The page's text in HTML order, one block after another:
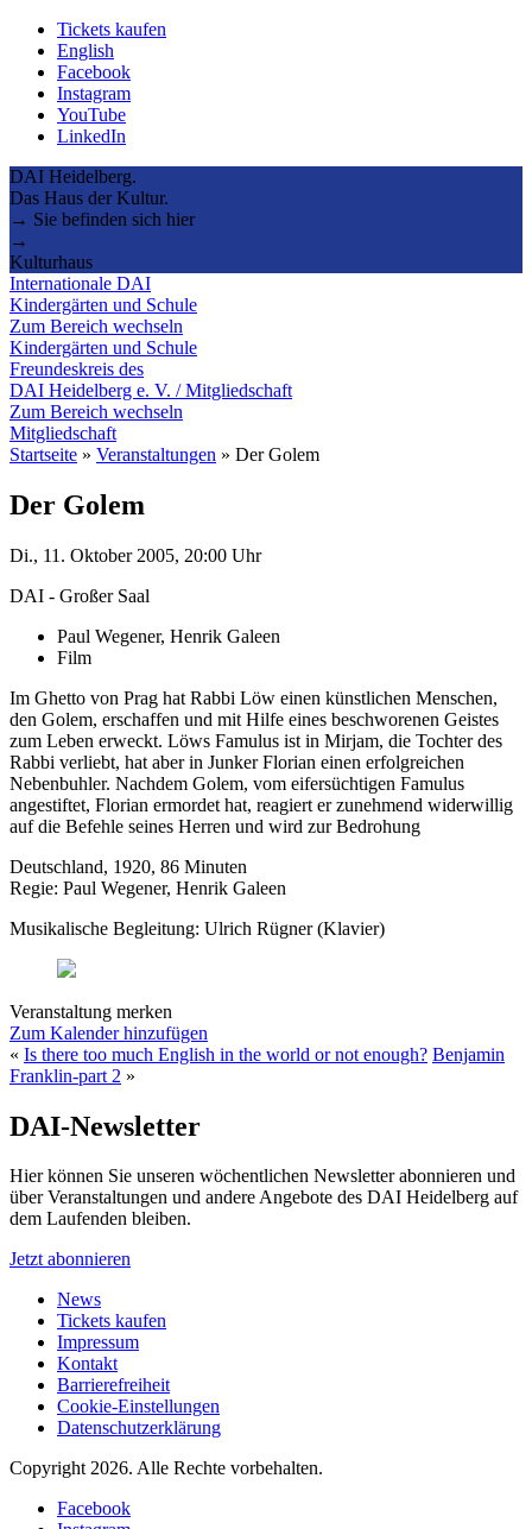
Tickets kaufen
English
Facebook
Instagram
YouTube
LinkedIn
DAI Heidelberg.
Das Haus der Kultur.
→ Sie befinden sich hier
→
Kulturhaus
Internationale DAI
Kindergärten und Schule
Zum Bereich wechseln
Kindergärten und Schule
Freundeskreis des
DAI Heidelberg e. V. / Mitgliedschaft
Zum Bereich wechseln
Mitgliedschaft
Startseite » Veranstaltungen » Der Golem
Der Golem
Di., 11. Oktober 2005, 20:00 Uhr
DAI - Großer Saal
Paul Wegener, Henrik Galeen
Film
Im Ghetto von Prag hat Rabbi Löw einen künstlichen Menschen,
den Golem, erschaffen und mit Hilfe eines beschworenen Geistes
zum Leben erweckt. Löws Famulus ist in Mirjam, die Tochter des
Rabbi verliebt, hat aber in Junker Florian einen erfolgreichen
Nebenbuhler. Nachdem Golem, vom eifersüchtigen Famulus
angestiftet, Florian ermordet hat, reagiert er zunehmend widerwillig
auf die Befehle seines Herren und wird zur Bedrohung
Deutschland, 1920, 86 Minuten
Regie: Paul Wegener, Henrik Galeen
Musikalische Begleitung: Ulrich Rügner (Klavier)
Veranstaltung merken
Zum Kalender hinzufügen
« Is there too much English in the world or not enough? Benjamin
Franklin-part 2 »
DAI-Newsletter
Hier können Sie unseren wöchentlichen Newsletter abonnieren und
über Veranstaltungen und andere Angebote des DAI Heidelberg auf
dem Laufenden bleiben.
Jetzt abonnieren
News
Tickets kaufen
Impressum
Kontakt
Barrierefreiheit
Cookie-Einstellungen
Datenschutzerklärung
Copyright 2026. Alle Rechte vorbehalten.
Facebook